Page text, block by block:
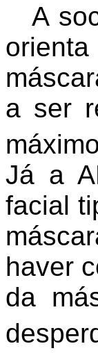
A
a ser
Já a
facial
haver
da